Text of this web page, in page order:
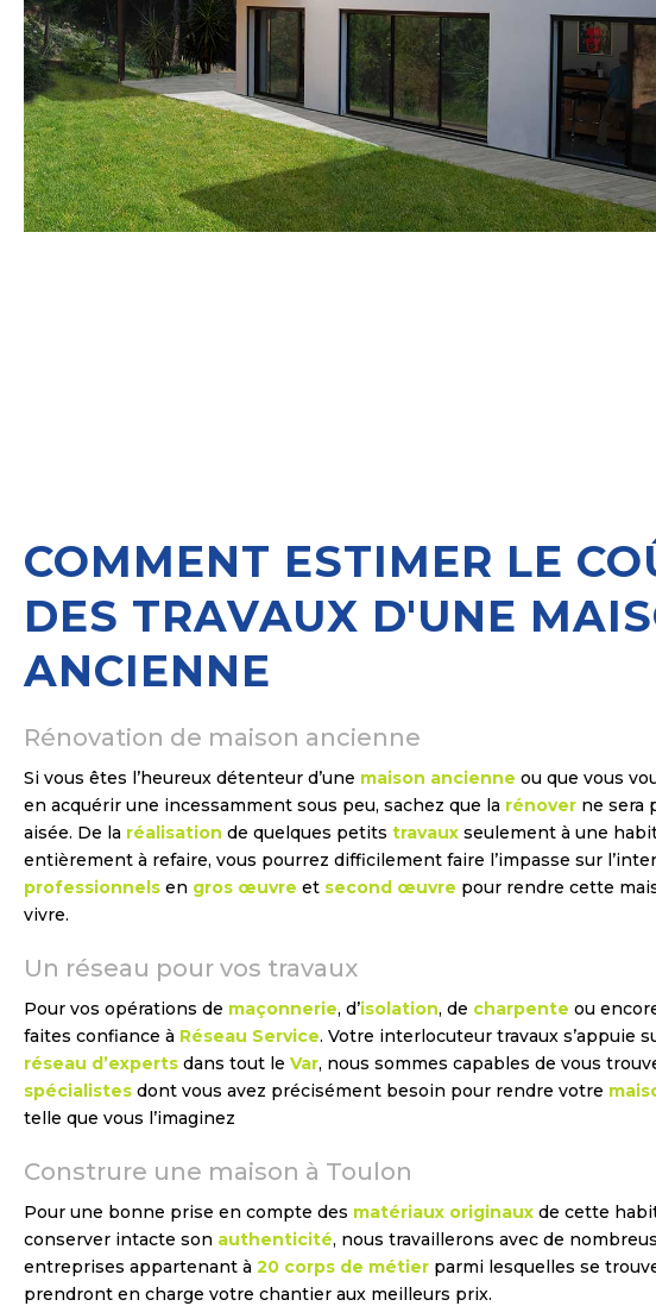
COMMENT ESTIMER LE
DES TRAVAUX D'UNE
ANCIENNE
Rénovation de maison ancienne
Si vous êtes l’heureux détenteur d’une maison ancienne ou que vous
en acquérir une incessamment sous peu, sachez que la rénover ne sera
aisée. De la réalisation de quelques petits travaux seulement à une
entièrement à refaire, vous pourrez difficilement faire l’impasse sur
professionnels en gros œuvre et second œuvre pour rendre cette
vivre.
Un réseau pour vos travaux
Pour vos opérations de maçonnerie, d’isolation, de charpente ou
faites confiance à Réseau Service. Votre interlocuteur travaux s’appuie
réseau d’experts dans tout le Var, nous sommes capables de vous
spécialistes dont vous avez précisément besoin pour rendre votre
telle que vous l’imaginez
Construre une maison à Toulon
Pour une bonne prise en compte des matériaux originaux de cette
conserver intacte son authenticité, nous travaillerons avec de
entreprises appartenant à 20 corps de métier parmi lesquelles se
prendront en charge votre chantier aux meilleurs prix.